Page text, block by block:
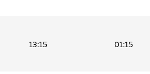
13:15 01:15